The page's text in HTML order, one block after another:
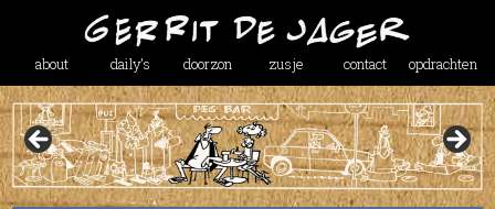
about daily’s doorzon zusje contact opdrachten